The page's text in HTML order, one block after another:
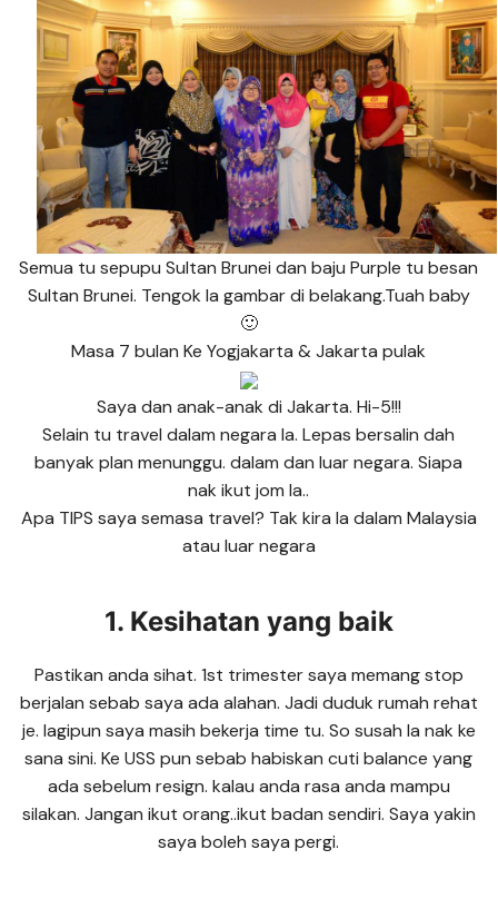
Semua tu sepupu Sultan Brunei dan baju Purple tu besan
Sultan Brunei. Tengok la gambar di belakang.Tuah baby
🙂
Masa 7 bulan Ke Yogjakarta & Jakarta pulak
Saya dan anak-anak di Jakarta. Hi-5!!!
Selain tu travel dalam negara la. Lepas bersalin dah
banyak plan menunggu. dalam dan luar negara. Siapa
nak ikut jom la..
Apa TIPS saya semasa travel? Tak kira la dalam Malaysia
atau luar negara
1. Kesihatan yang baik
Pastikan anda sihat. 1st trimester saya memang stop
berjalan sebab saya ada alahan. Jadi duduk rumah rehat
je. lagipun saya masih bekerja time tu. So susah la nak ke
sana sini. Ke USS pun sebab habiskan cuti balance yang
ada sebelum resign. kalau anda rasa anda mampu
silakan. Jangan ikut orang..ikut badan sendiri. Saya yakin
saya boleh saya pergi.